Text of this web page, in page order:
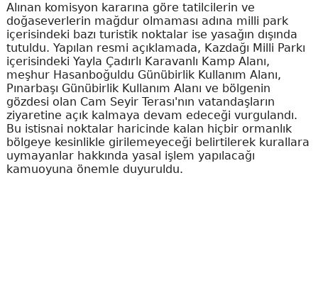
Alınan komisyon kararına göre tatilcilerin ve
doğaseverlerin mağdur olmaması adına milli park
içerisindeki bazı turistik noktalar ise yasağın dışında
tutuldu. Yapılan resmi açıklamada, Kazdağı Milli Parkı
içerisindeki Yayla Çadırlı Karavanlı Kamp Alanı,
meşhur Hasanboğuldu Günübirlik Kullanım Alanı,
Pınarbaşı Günübirlik Kullanım Alanı ve bölgenin
gözdesi olan Cam Seyir Terası'nın vatandaşların
ziyaretine açık kalmaya devam edeceği vurgulandı.
Bu istisnai noktalar haricinde kalan hiçbir ormanlık
bölgeye kesinlikle girilemeyeceği belirtilerek kurallara
uymayanlar hakkında yasal işlem yapılacağı
kamuoyuna önemle duyuruldu.